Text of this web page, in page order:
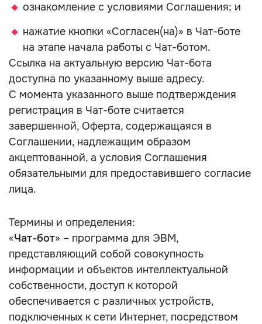
ознакомление с условиями Соглашения; и
нажатие кнопки «Согласен(на)» в Чат-боте
на этапе начала работы с Чат-ботом.
Ссылка на актуальную версию Чат-бота
доступна по указанному выше адресу.
С момента указанного выше подтверждения
регистрация в Чат-боте считается
завершенной, Оферта, содержащаяся в
Соглашении, надлежащим образом
акцептованной, а условия Соглашения
обязательными для предоставившего согласие
лица.
Термины и определения:
«Чат-бот» – программа для ЭВМ,
представляющий собой совокупность
информации и объектов интеллектуальной
собственности, доступ к которой
обеспечивается с различных устройств,
подключенных к сети Интернет, посредством